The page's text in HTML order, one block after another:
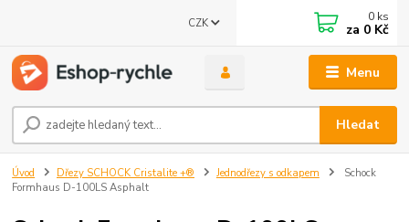
Menu
CZK
Hledat
0 ks
za 0 Kč
Úvod Dřezy SCHOCK Cristalite +® Jednodřezy s odkapem
Schock
Formhaus D-100LS Asphalt